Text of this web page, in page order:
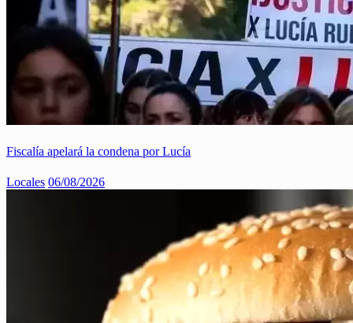
Fiscalía apelará la condena por Lucía
Locales 06/08/2026